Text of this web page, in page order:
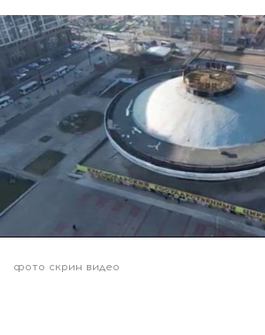
фото скрин видео